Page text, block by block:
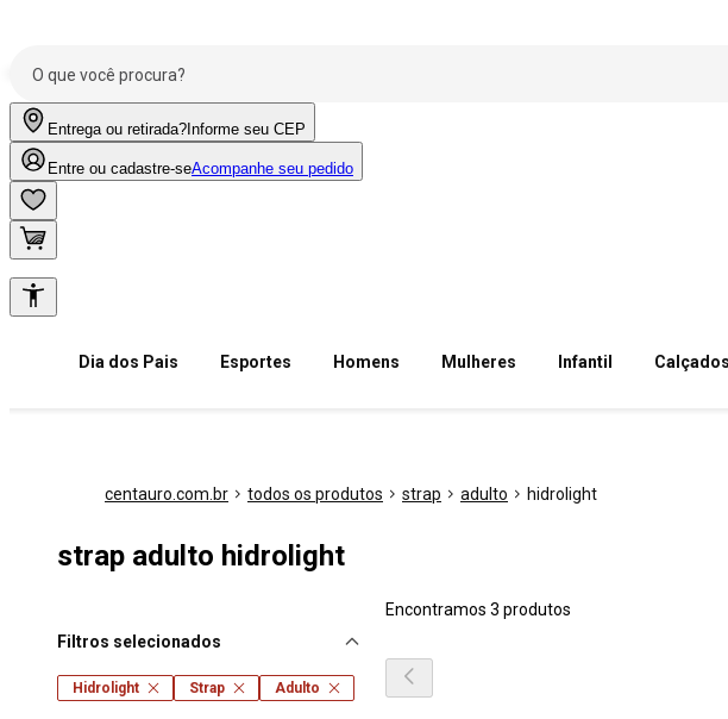
Entrega ou retirada? Informe seu CEP
Entre ou cadastre-seAcompanhe seu pedido
Dia dos Pais Esportes Homens Mulheres Infantil Calçados
centauro.com.br todos os produtos strap adulto hidrolight
strap adulto hidrolight
Filtros selecionados
Hidrolight Strap Adulto
Encontramos 3 produtos